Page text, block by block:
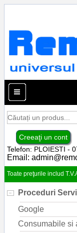
Creeaţi un cont
Telefon: PLOIESTI -
Email:
Toate preţurile includ
Proceduri
Google
Consumabile si